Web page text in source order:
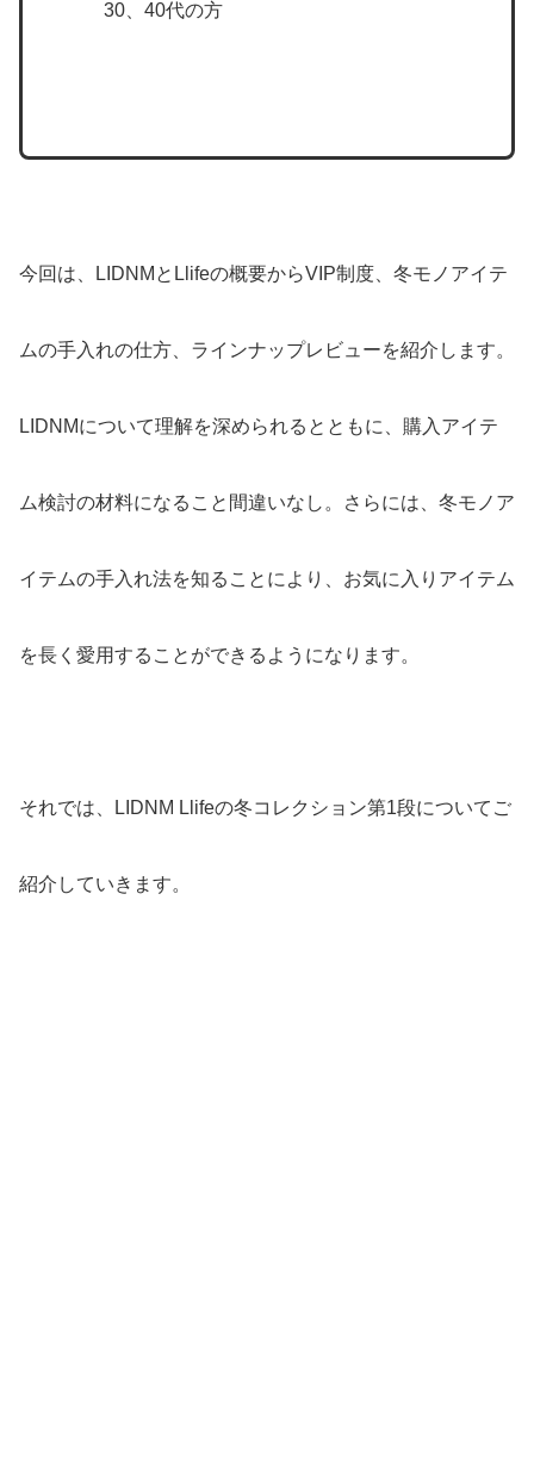
30、40代の方
今回は、LIDNMとLlifeの概要からVIP制度、冬モノアイテ
ムの手入れの仕方、ラインナップレビューを紹介します。
LIDNMについて理解を深められるとともに、購入アイテ
ム検討の材料になること間違いなし。さらには、冬モノア
イテムの手入れ法を知ることにより、お気に入りアイテム
を長く愛用することができるようになります。
それでは、LIDNM Llifeの冬コレクション第1段についてご
紹介していきます。